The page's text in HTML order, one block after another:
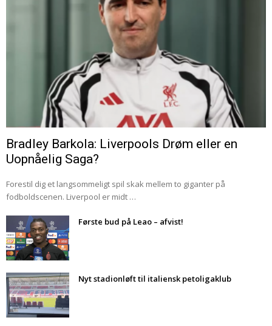
Bradley Barkola: Liverpools Drøm eller en
Uopnåelig Saga?
Forestil dig et langsommeligt spil skak mellem to giganter på
fodboldscenen. Liverpool er midt …
Første bud på Leao – afvist!
Nyt stadionløft til italiensk petoligaklub